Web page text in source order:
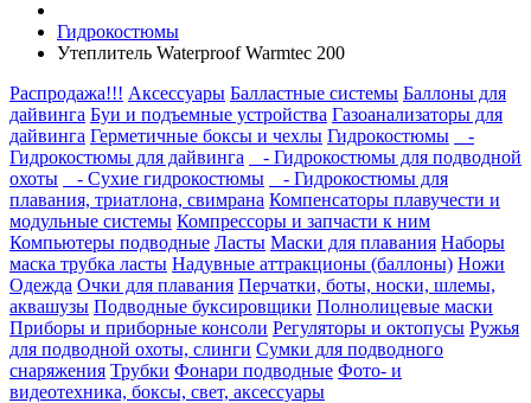
Гидрокостюмы
Утеплитель Waterproof Warmtec 200
Распродажа!!! Аксессуары Балластные системы Баллоны для
дайвинга Буи и подъемные устройства Газоанализаторы для
дайвинга Герметичные боксы и чехлы Гидрокостюмы
-
Гидрокостюмы для дайвинга
- Гидрокостюмы для подводной
охоты
- Сухие гидрокостюмы
- Гидрокостюмы для
плавания, триатлона, свимрана Компенсаторы плавучести и
модульные системы Компрессоры и запчасти к ним
Компьютеры подводные Ласты Маски для плавания Наборы
маска трубка ласты Надувные аттракционы (баллоны) Ножи
Одежда Очки для плавания Перчатки, боты, носки, шлемы,
аквашузы Подводные буксировщики Полнолицевые маски
Приборы и приборные консоли Регуляторы и октопусы Ружья
для подводной охоты, слинги Сумки для подводного
снаряжения Трубки Фонари подводные Фото- и
видеотехника, боксы, свет, аксессуары